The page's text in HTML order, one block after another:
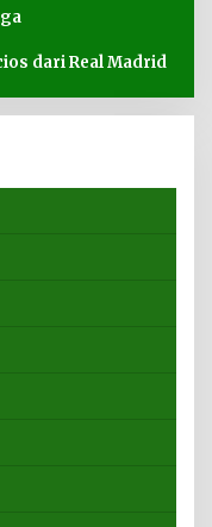
dari Real Madrid